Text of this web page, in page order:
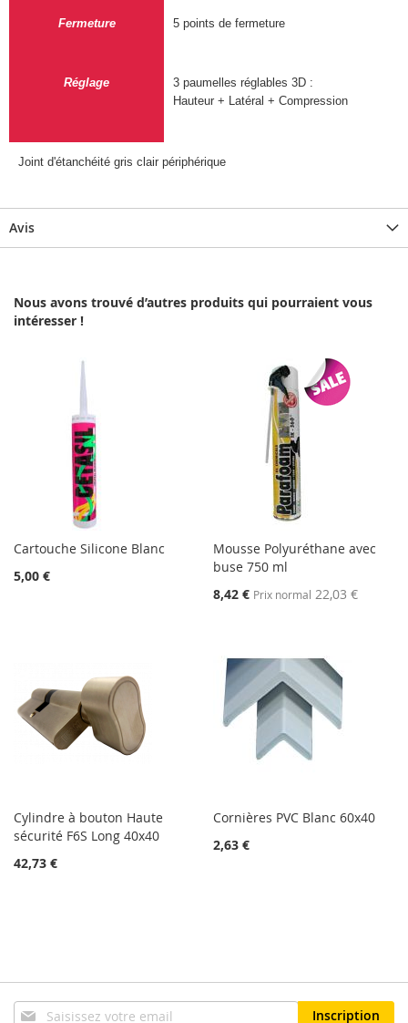
Fermeture 5 points de fermeture
Réglage
3 paumelles réglables 3D :
Hauteur + Latéral + Compression
Joint d'étanchéité gris clair périphérique
Avis
Nous avons trouvé d’autres produits qui pourraient vous
intéresser !
Cartouche Silicone Blanc
5,00 €
Mousse Polyuréthane avec
buse 750 ml
Prix
8,42 € Prix normal 22,03 €
Cylindre à bouton Haute
sécurité F6S Long 40x40
42,73 €
Cornières PVC Blanc 60x40
2,63 €
Inscription
Inscription